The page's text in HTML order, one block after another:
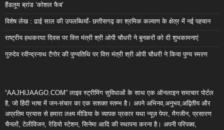
हैंडलूम ब्रांड ‘कोशल फैब’
विशेष लेख : ढाई साल की उपलब्धियाँ- छत्तीसगढ़ का श्रमिक कल्याण के क्षेत्र में नई पहचान
राष्ट्रीय हथकरघा दिवस पर वित्त मंत्री श्री ओपी चौधरी ने बुनकरों को दी शुभकामनाएं
गुरुदेव रवीन्द्रनाथ टैगोर की पुण्यतिथि पर वित्त मंत्री श्री ओपी चौधरी ने किया पुण्य स्मरण
“AAJHIJAAGO.COM” लाइव स्ट्रीमिंग सुविधाओं के साथ एक ऑनलाइन समाचार पोर्टल
है, जो हिंदी भाषा में जन-संचार का एक सशक्त स्तम्भ है। अपने अभिनव,अनुभव,अद्वितीय और
अप्रतिम प्रयास से हमारा लक्ष्य मीडिया के व्यापक प्रकार यथा न्यूज़ पेपर, मैगजीन, प्रसारण
चैनलों, टेलीविजन, रेडियो स्टेशन, सिनेमा आदि की स्थापना करना है। अपनी परिपक्व,